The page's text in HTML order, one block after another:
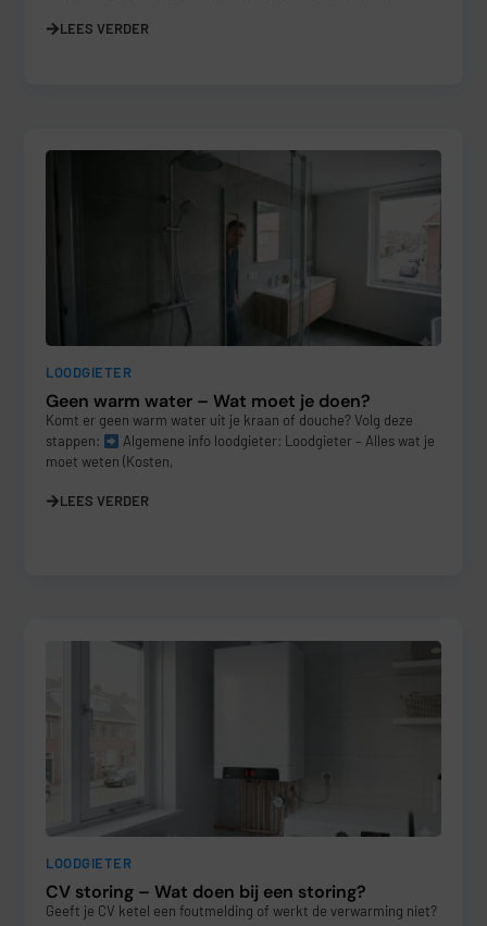
LEES VERDER
LOODGIETER
Geen warm water – Wat moet je doen?
Komt er geen warm water uit je kraan of douche? Volg deze
stappen:
Algemene info loodgieter: Loodgieter – Alles wat je
moet weten (Kosten,
LEES VERDER
LOODGIETER
CV storing – Wat doen bij een storing?
Geeft je CV ketel een foutmelding of werkt de verwarming niet?